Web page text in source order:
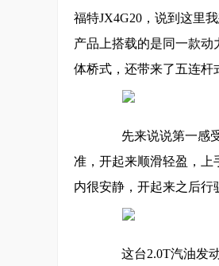
福特JX4G20，说到这里
产品上搭载的是同一款
体桥式，还带来了五连杆
先来说说第一感受
准，开起来顺滑轻盈，上
内很安静，开起来之后行
这台2.0T汽油发动